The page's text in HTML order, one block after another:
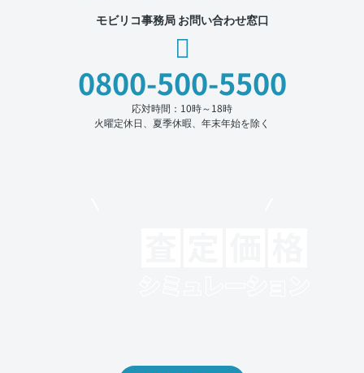
モビリコ事務局 お問い合わせ窓口
0800-500-5500
応対時間：10時～18時
火曜定休日、夏季休暇、年末年始を除く